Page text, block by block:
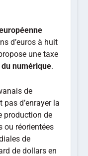
d’euros à huit
une taxe
numérique.
de
pas d’enrayer la
production de
ou réorientées
de
de dollars en